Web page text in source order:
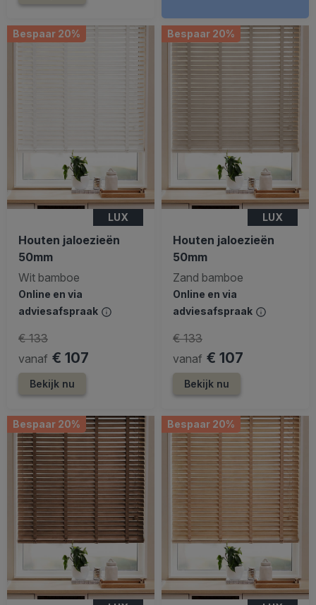
Bespaar 20%
LUX
Houten jaloezieën
50mm
Wit bamboe
Online en via
adviesafspraak
vanaf € 107
€ 133
Bekijk nu
Bespaar 20%
LUX
Houten jaloezieën
50mm
Zand bamboe
Online en via
adviesafspraak
vanaf € 107
€ 133
Bekijk nu
Bespaar 20% Bespaar 20%